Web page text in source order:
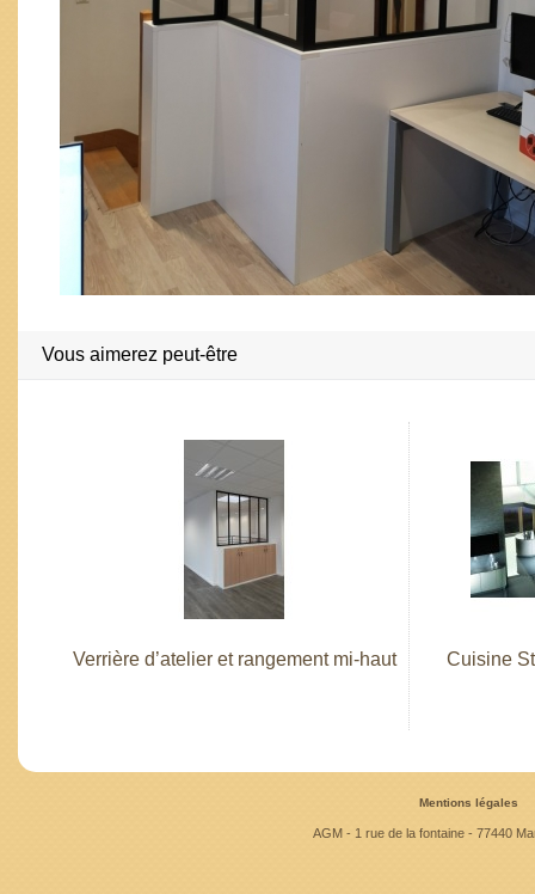
Vous aimerez peut-être
Verrière d’atelier et rangement mi-haut Cuisine
Mentions légales
AGM - 1 rue de la fontaine - 77440